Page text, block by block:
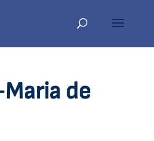
Maria de